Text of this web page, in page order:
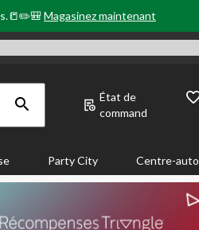
Magasinez maintenant
État de
command
Party City Centre-auto